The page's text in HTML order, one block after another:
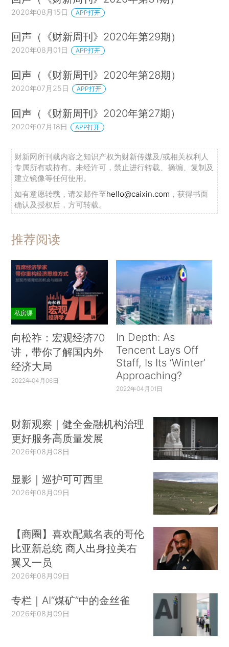
2020年08月15日 APP打开
回声（《财新周刊》2020年第29期）
2020年08月01日 APP打开
回声（《财新周刊》2020年第28期）
2020年07月25日 APP打开
回声（《财新周刊》2020年第27期）
2020年07月18日 APP打开
财新网所刊载内容之知识产权为财新传媒及/或相关权利人
专属所有或持有。未经许可，禁止进行转载、摘编、复制及
建立镜像等任何使用。
如有意愿转载，请发邮件至hello@caixin.com ，获得书面
确认及授权后，方可转载。
推荐阅读
私房课
向松祚：宏观经济70
讲，带你了解国内外
经济大局
2022年04月06日
In Depth: As
Tencent Lays Off
Staff, Is Its ‘Winter’
Approaching?
2022年04月01日
财新观察｜健全金融机构治理
更好服务高质量发展
2026年08月08日
显影｜巡护可可西里
2026年08月09日
【商圈】喜欢配戴名表的哥伦
比亚新总统 商人出身拉美右
翼又一员
2026年08月09日
专栏｜AI“煤矿”中的金丝雀
2026年08月09日